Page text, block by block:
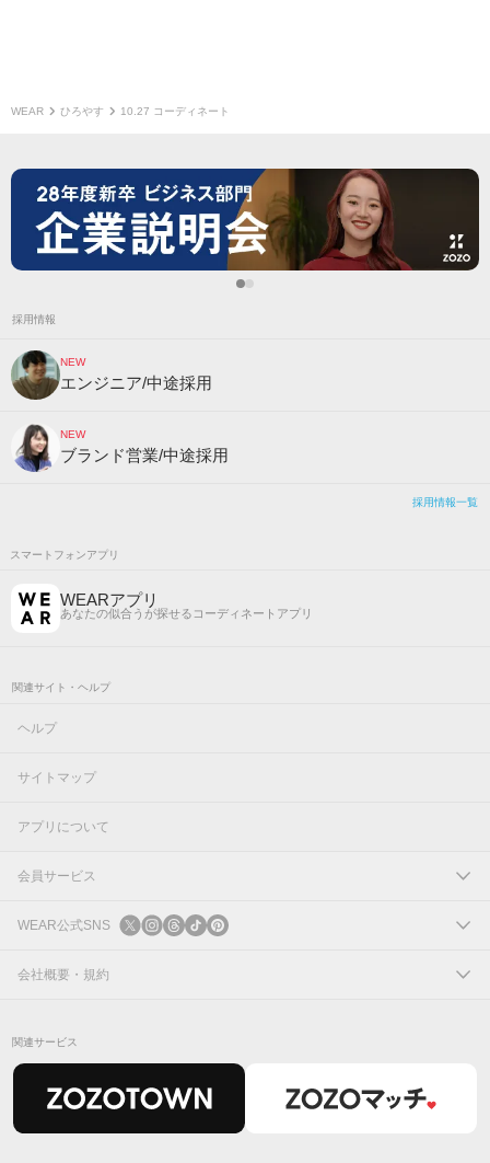
WEAR ひろやす 10.27 コーディネート
採用情報
NEW
エンジニア/中途採用
NEW
ブランド営業/中途採用
採用情報一覧
スマートフォンアプリ
WEARアプリ
あなたの似合うが探せるコーディネートアプリ
関連サイト・ヘルプ
ヘルプ
サイトマップ
アプリについて
会員サービス
ログイン
新規会員登録
WEAR公式SNS
X
会社概要・規約
関連サービス